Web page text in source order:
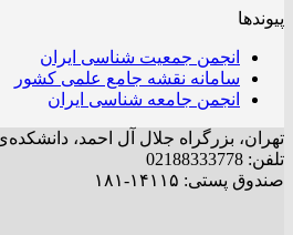
پیوندها
انجمن جمعیت شناسی ایران
سامانه نقشه جامع علمی کشور
انجمن جامعه شناسی ایران
تهران، بزرگراه جلال آل احمد،
تلفن: 02188333778
صندوق پستی: ۱۴۱۱۵-۱۸۱